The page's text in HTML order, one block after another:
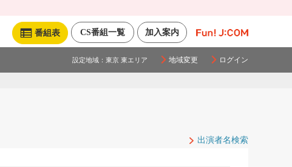
加入案内
CS番組一覧
番組表
設定地域： 東京 東エリア 地域変更 ログイン
出演者名検索